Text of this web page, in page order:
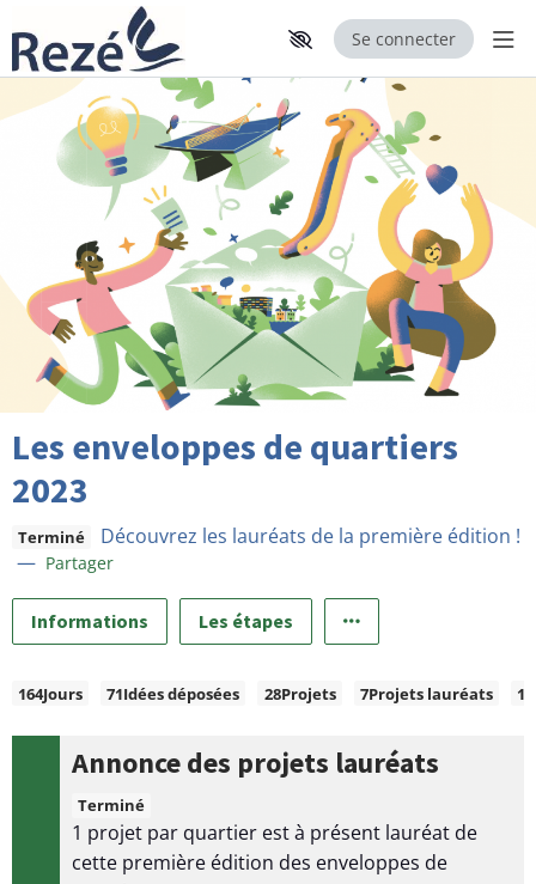
Aller au contenu principal
Paramètres d'accessibilité
Se connecter
Les enveloppes de quartiers
2023
Terminé
Découvrez les lauréats de la première édition !
— Partager
Informations Les étapes
C
h
164Jours 71Idées déposées 28Projets 7Projets lauréats 11
Annonce des projets lauréats
Terminé
1 projet par quartier est à présent lauréat de
cette première édition des enveloppes de